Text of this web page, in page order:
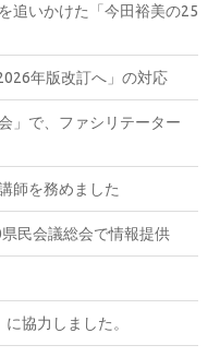
追いかけた「今田裕美の25
年版改訂へ」の対応
」で、ファシリテーター
師を務めました
民会議総会で情報提供
協力しました。